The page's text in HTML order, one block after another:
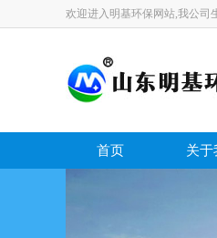
欢迎进入明基环保网站,我公司
首页 关于